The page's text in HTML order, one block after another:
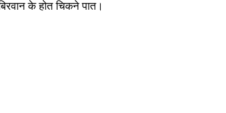
के होत चिकने पात।